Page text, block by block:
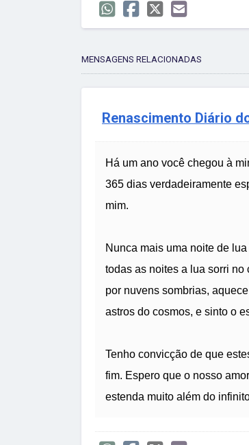
MENSAGENS RELACIONADAS
Renascimento Diário
Há um ano você chegou à
365 dias verdadeiramente
mim.
Nunca mais uma noite de
todas as noites a lua sorri no
por nuvens sombrias,
astros do cosmos, e sinto o
Tenho convicção de que
fim. Espero que o nosso
estenda muito além do